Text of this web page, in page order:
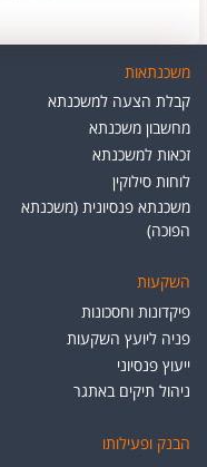
משכנתאות
קבלת הצעה למשכנתא
מחשבון משכנתא
זכאות למשכנתא
לוחות סילוקין
משכנתא פנסיונית (משכנתא
הפוכה)
השקעות
פיקדונות וחסכונות
פניה ליועץ השקעות
ייעוץ פנסיוני
ניהול תיקים באתגר
הבנק ופעילותו